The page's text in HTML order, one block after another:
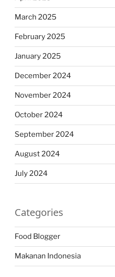
March 2025
February 2025
January 2025
December 2024
November 2024
October 2024
September 2024
August 2024
July 2024
Categories
Food Blogger
Makanan Indonesia